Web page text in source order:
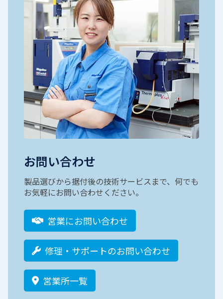
お問い合わせ
製品選びから据付後の技術サービスまで、何でも
お気軽にお問い合わせください。
営業にお問い合わせ
修理・サポートのお問い合わせ
営業所一覧